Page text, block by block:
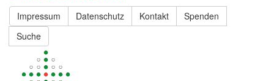
Impressum Datenschutz Kontakt
Spenden
Suche